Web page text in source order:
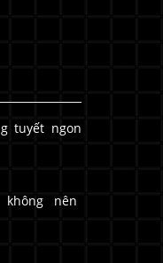
tuyết ngon
nên